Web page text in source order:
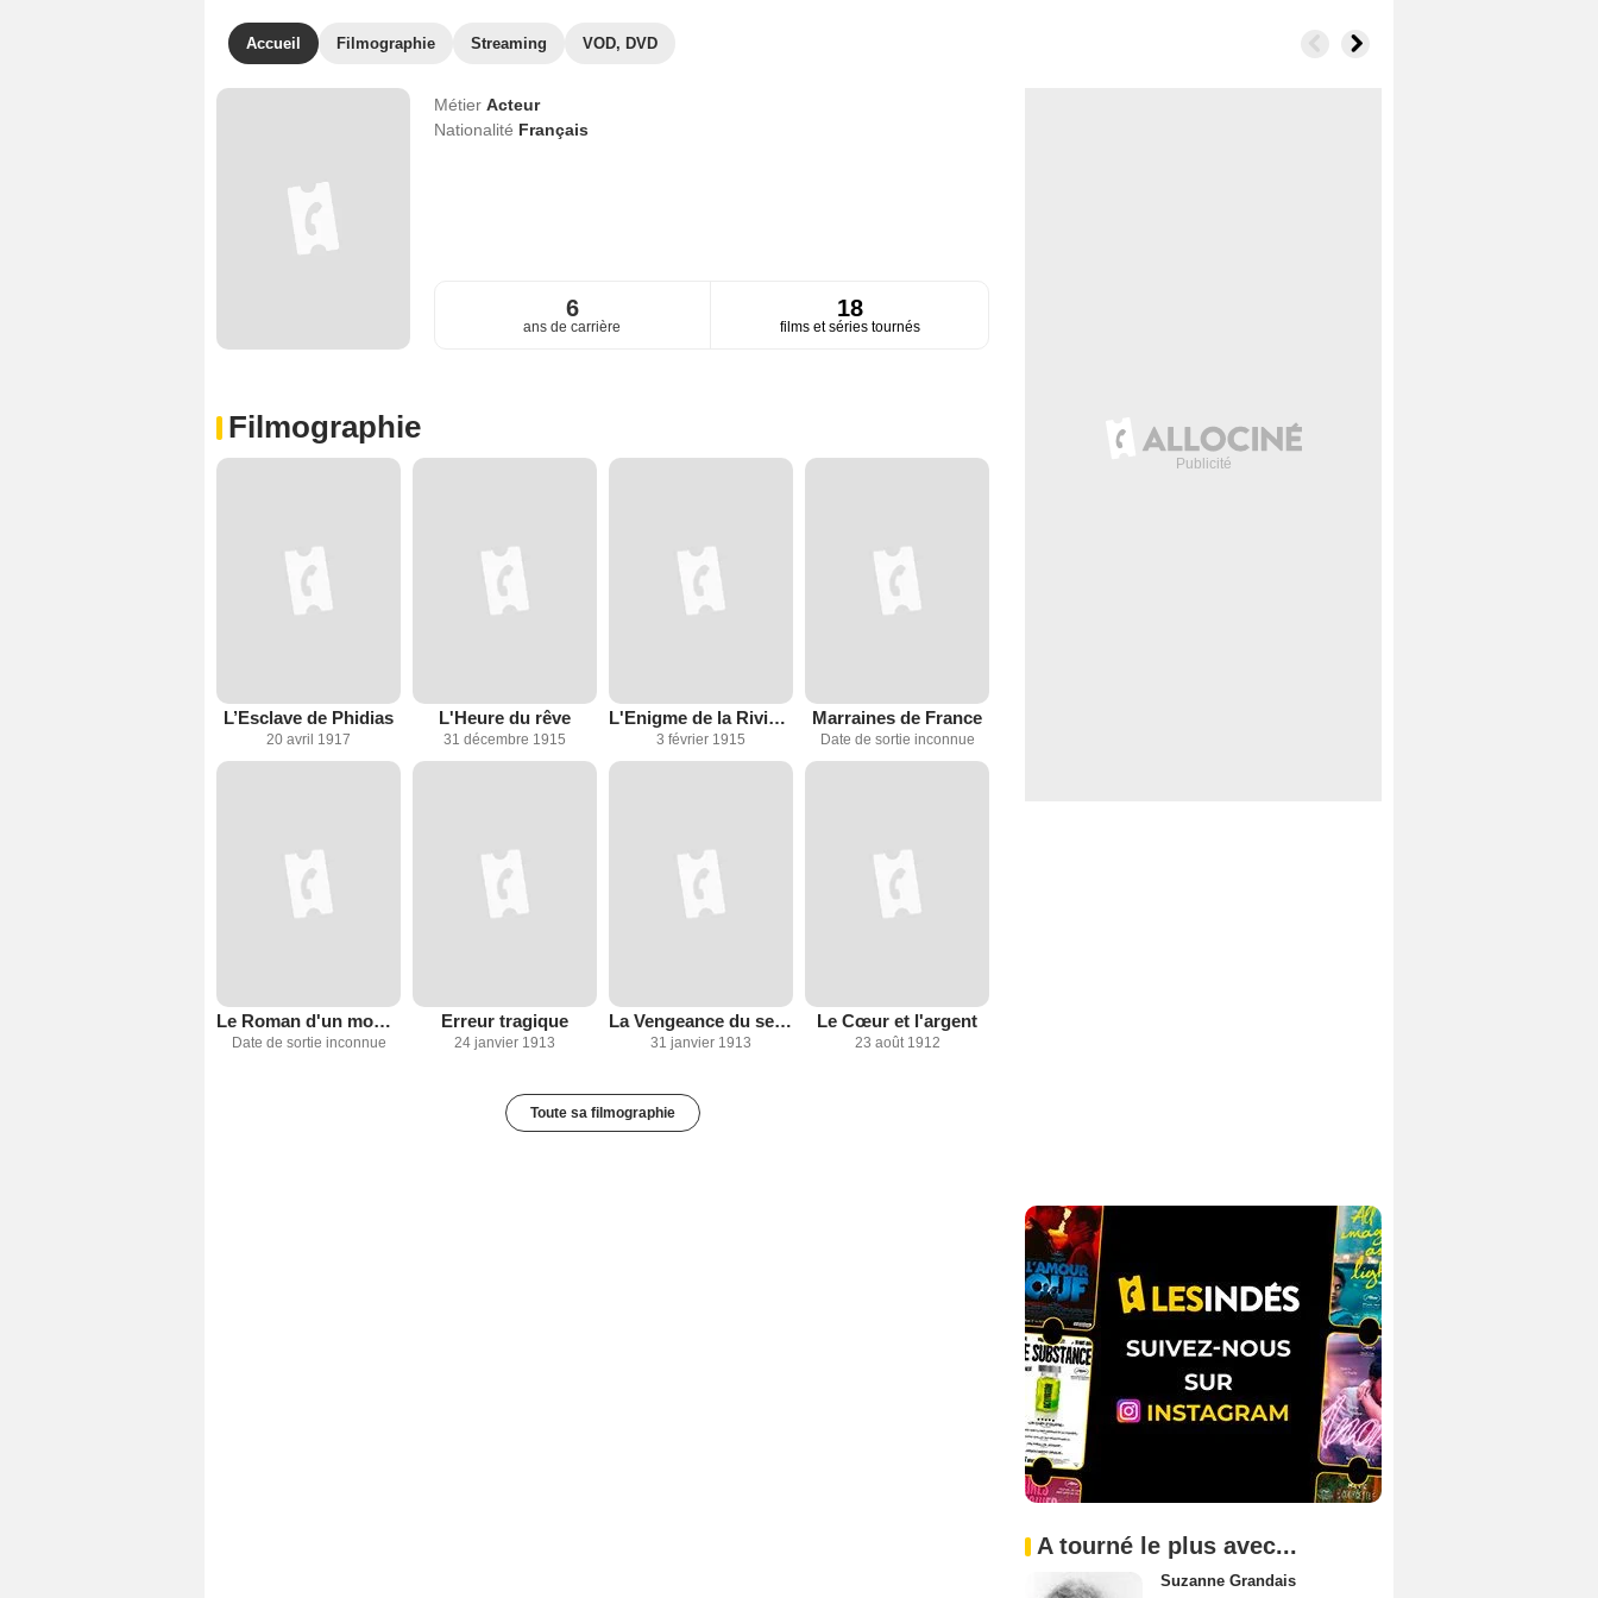
Accueil Filmographie Streaming VOD, DVD
Métier Acteur
Nationalité Français
6
ans de carrière
18
films et séries tournés
Filmographie
L’Esclave de Phidias
20 avril 1917
L'Heure du rêve
31 décembre 1915
L'Enigme de la Riviera
3 février 1915
Marraines de France
Date de sortie inconnue
Le Roman d'un mousse
Date de sortie inconnue
Erreur tragique
24 janvier 1913
La Vengeance du sergent de ville
31 janvier 1913
Le Cœur et l'argent
23 août 1912
Toute sa filmographie
A tourné le plus avec...
Suzanne Grandais